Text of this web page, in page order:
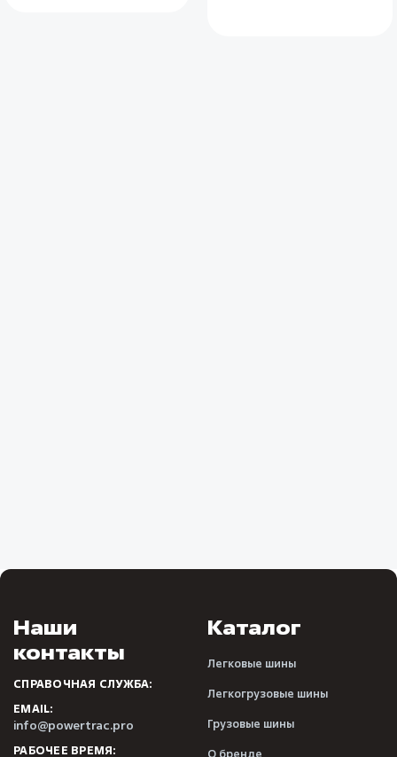
Наши
контакты
СПРАВОЧНАЯ СЛУЖБА:
EMAIL:
info@powertrac.pro
РАБОЧЕЕ ВРЕМЯ:
Каталог
Легковые шины
Легкогрузовые шины
Грузовые шины
О бренде